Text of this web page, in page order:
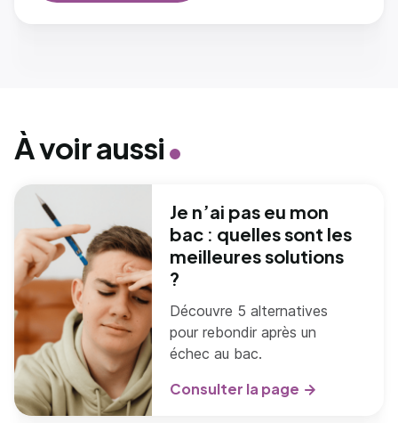
À voir aussi
Je n’ai pas eu mon
bac : quelles sont les
meilleures solutions
?
Découvre 5 alternatives
pour rebondir après un
échec au bac.
Consulter la page